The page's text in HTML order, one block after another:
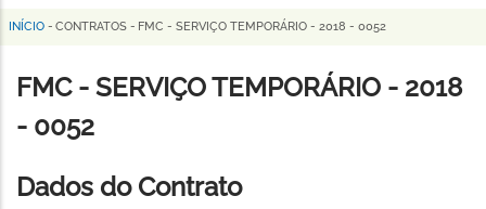
Horizonte
Trilha
de
navegação
INÍCIO - CONTRATOS - FMC - SERVIÇO TEMPORÁRIO - 2018 - 0052
FMC - SERVIÇO TEMPORÁRIO - 2018
- 0052
Dados do Contrato